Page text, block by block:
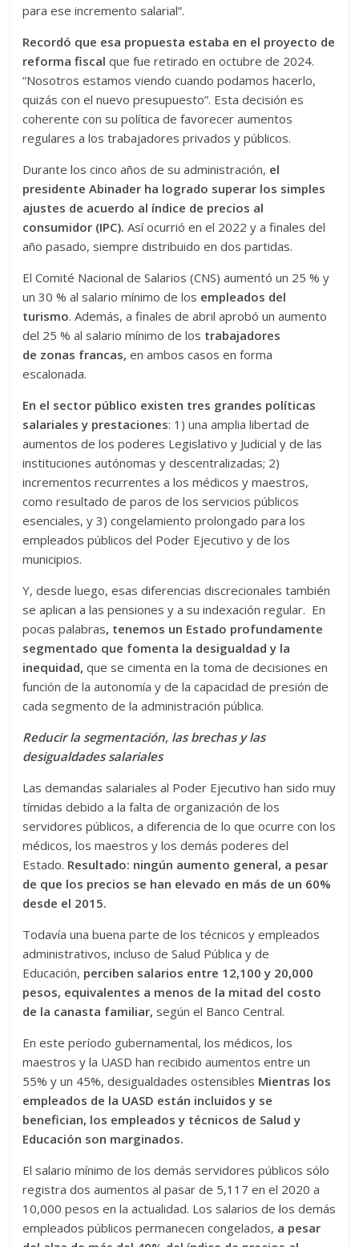
para ese incremento salarial”.
Recordó que esa propuesta estaba en el proyecto de
reforma fiscal que fue retirado en octubre de 2024.
“Nosotros estamos viendo cuando podamos hacerlo,
quizás con el nuevo presupuesto”. Esta decisión es
coherente con su política de favorecer aumentos
regulares a los trabajadores privados y públicos.
Durante los cinco años de su administración, el
presidente Abinader ha logrado superar los simples
ajustes de acuerdo al índice de precios al
consumidor (IPC). Así ocurrió en el 2022 y a finales del
año pasado, siempre distribuido en dos partidas.
El Comité Nacional de Salarios (CNS) aumentó un 25 % y
un 30 % al salario mínimo de los empleados del
turismo. Además, a finales de abril aprobó un aumento
del 25 % al salario mínimo de los trabajadores
de zonas francas,en ambos casos en forma
escalonada.
En el sector público existen tres grandes políticas
salariales y prestaciones: 1) una amplia libertad de
aumentos de los poderes Legislativo y Judicial y de las
instituciones autónomas y descentralizadas; 2)
incrementos recurrentes a los médicos y maestros,
como resultado de paros de los servicios públicos
esenciales, y 3) congelamiento prolongado para los
empleados públicos del Poder Ejecutivo y de los
municipios.
Y, desde luego, esas diferencias discrecionales también
se aplican a las pensiones y a su indexación regular. En
pocas palabras, tenemos un Estado profundamente
segmentado que fomenta la desigualdad y la
inequidad, que se cimenta en la toma de decisiones en
función de la autonomía y de la capacidad de presión de
cada segmento de la administración pública.
Reducir la segmentación, las brechas y las
desigualdades salariales
Las demandas salariales al Poder Ejecutivo han sido muy
tímidas debido a la falta de organización de los
servidores públicos, a diferencia de lo que ocurre con los
médicos, los maestros y los demás poderes del
Estado. Resultado: ningún aumento general, a pesar
de que los precios se han elevado en más de un 60%
desde el 2015.
Todavía una buena parte de los técnicos y empleados
administrativos, incluso de Salud Pública y de
Educación, perciben salarios entre 12,100 y 20,000
pesos, equivalentes a menos de la mitad del costo
de la canasta familiar,según el Banco Central.
En este período gubernamental, los médicos, los
maestros y la UASD han recibido aumentos entre un
55% y un 45%, desigualdades ostensibles Mientras los
empleados de la UASD están incluidos y se
benefician, los empleados y técnicos de Salud y
Educación son marginados.
El salario mínimo de los demás servidores públicos sólo
registra dos aumentos al pasar de 5,117 en el 2020 a
10,000 pesos en la actualidad. Los salarios de los demás
empleados públicos permanecen congelados, a pesar